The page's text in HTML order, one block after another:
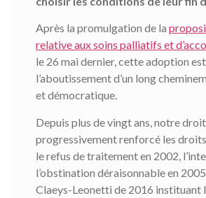
Après la promulgation de la
relative aux soins palliatifs et
le 26 mai dernier, cette adoption est
l’aboutissement d’un long
et démocratique.
Depuis plus de vingt ans, notre
progressivement renforcé les
le refus de traitement en 2002,
l’obstination déraisonnable en
Claeys-Leonetti de 2016 instituant